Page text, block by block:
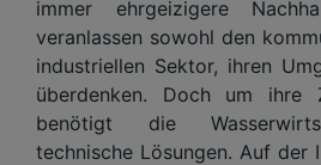
immer ehrgeizigere
veranlassen sowohl den
industriellen Sektor, ihren
überdenken. Doch um ihre
benötigt die
technische Lösungen. Auf der